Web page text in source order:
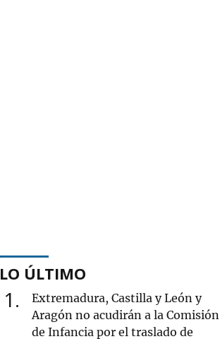
LO ÚLTIMO
1
Extremadura, Castilla y León y
Aragón no acudirán a la Comisión
de Infancia por el traslado de